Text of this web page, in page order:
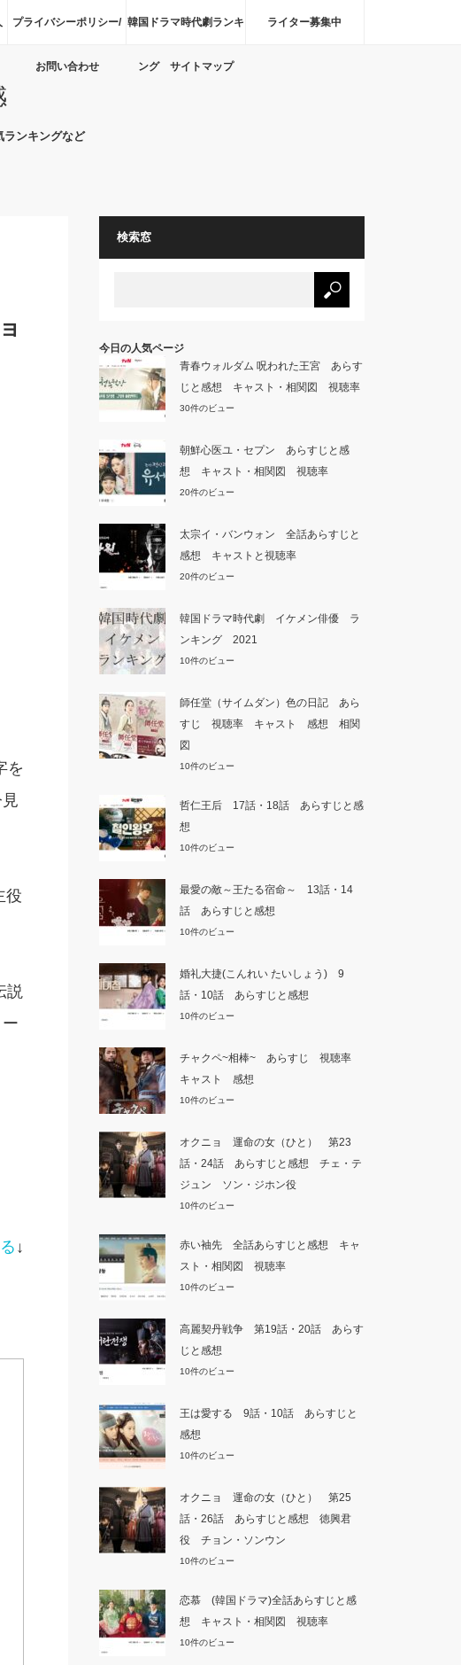
プライバシーポリシー/
お問い合わせ
韓国ドラマ時代劇ランキ
ング サイトマップ
ライター募集中
ンキングなど
を
役
説
↓
検索窓
今日の人気ページ
青春ウォルダム 呪われた王宮 あらす
じと感想 キャスト・相関図 視聴率
30件のビュー
朝鮮心医ユ・セプン あらすじと感
想 キャスト・相関図 視聴率
20件のビュー
太宗イ・バンウォン 全話あらすじと
感想 キャストと視聴率
20件のビュー
韓国ドラマ時代劇 イケメン俳優 ラ
ンキング 2021
10件のビュー
師任堂（サイムダン）色の日記 あら
すじ 視聴率 キャスト 感想 相関
図
10件のビュー
哲仁王后 17話・18話 あらすじと感
想
10件のビュー
最愛の敵～王たる宿命～ 13話・14
話 あらすじと感想
10件のビュー
婚礼大捷(こんれい たいしょう) 9
話・10話 あらすじと感想
10件のビュー
チャクペ~相棒~ あらすじ 視聴率
キャスト 感想
10件のビュー
オクニョ 運命の女（ひと） 第23
話・24話 あらすじと感想 チェ・テ
ジュン ソン・ジホン役
10件のビュー
赤い袖先 全話あらすじと感想 キャ
スト・相関図 視聴率
10件のビュー
高麗契丹戦争 第19話・20話 あらす
じと感想
10件のビュー
王は愛する 9話・10話 あらすじと
感想
10件のビュー
オクニョ 運命の女（ひと） 第25
話・26話 あらすじと感想 徳興君
役 チョン・ソンウン
10件のビュー
恋慕 (韓国ドラマ)全話あらすじと感
想 キャスト・相関図 視聴率
10件のビュー